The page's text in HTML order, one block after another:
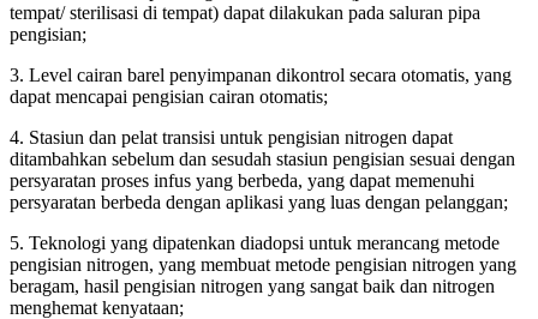
tempat/ sterilisasi di tempat) dapat dilakukan pada saluran pipa
pengisian;
3. Level cairan barel penyimpanan dikontrol secara otomatis, yang
dapat mencapai pengisian cairan otomatis;
4. Stasiun dan pelat transisi untuk pengisian nitrogen dapat
ditambahkan sebelum dan sesudah stasiun pengisian sesuai dengan
persyaratan proses infus yang berbeda, yang dapat memenuhi
persyaratan berbeda dengan aplikasi yang luas dengan pelanggan;
5. Teknologi yang dipatenkan diadopsi untuk merancang metode
pengisian nitrogen, yang membuat metode pengisian nitrogen yang
beragam, hasil pengisian nitrogen yang sangat baik dan nitrogen
menghemat kenyataan;